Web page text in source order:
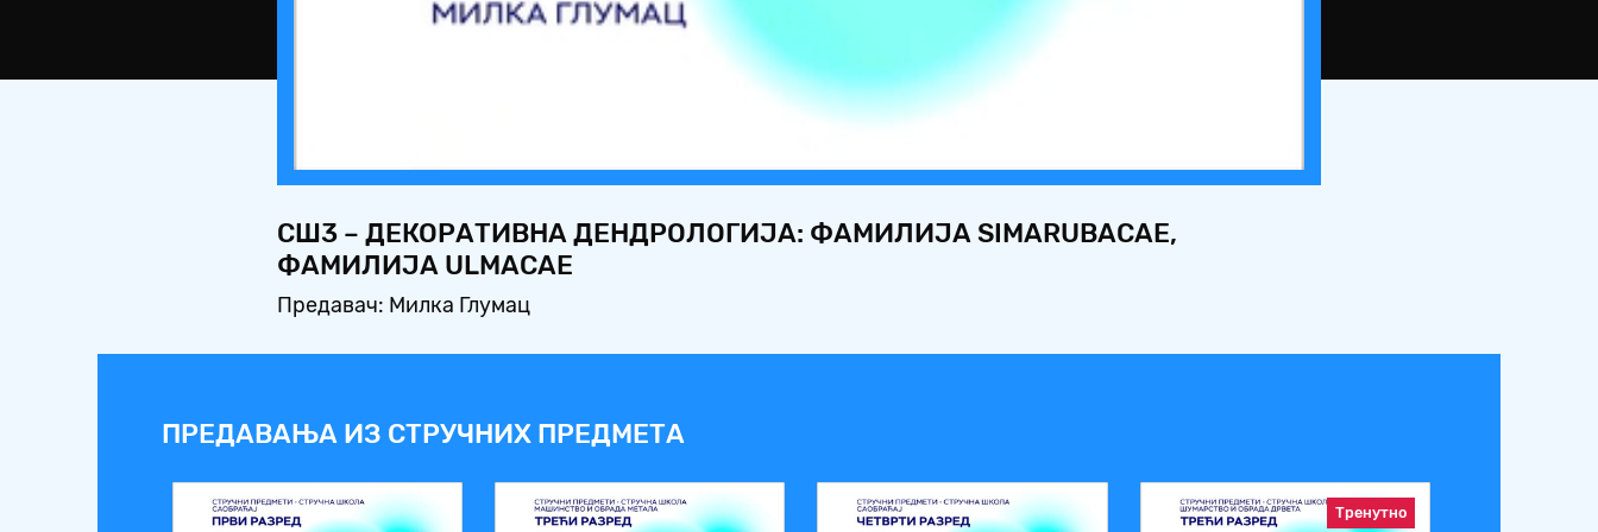
СШ3 – ДЕКОРАТИВНА ДЕНДРОЛОГИЈА: ФАМИЛИЈА SIMARUBACАЕ,
ФАМИЛИЈА ULMACАЕ
Предавач: Милка Глумац
ПРЕДАВАЊА ИЗ СТРУЧНИХ ПРЕДМЕТА
Тренутно